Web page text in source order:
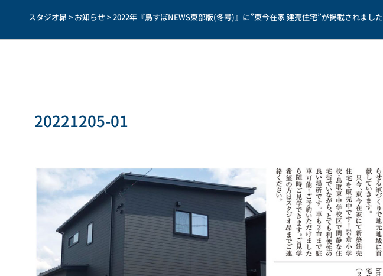
スタジオ昴 > お知らせ >2022年『鳥すぽNEWS東部版(冬号)』に”東今在家 建売住宅”が掲載されました
20221205-01